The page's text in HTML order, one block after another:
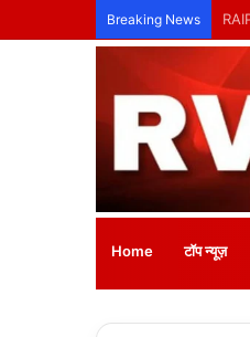
Breaking News
Home टॉप न्यूज़